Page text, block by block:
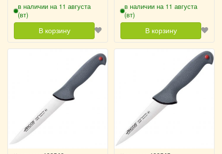
в наличии на 11 августа
(вт)
В корзину
в наличии на 11 августа
(вт)
В корзину